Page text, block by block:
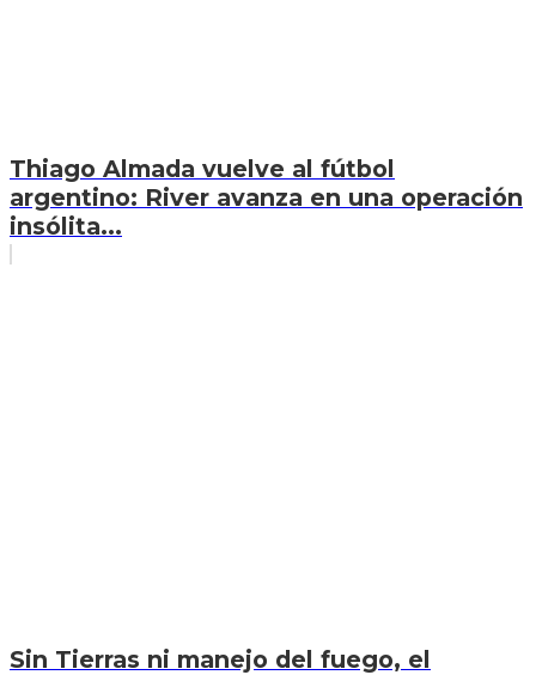
Thiago Almada vuelve al fútbol
argentino: River avanza en una operación
insólita...
Sin Tierras ni manejo del fuego, el